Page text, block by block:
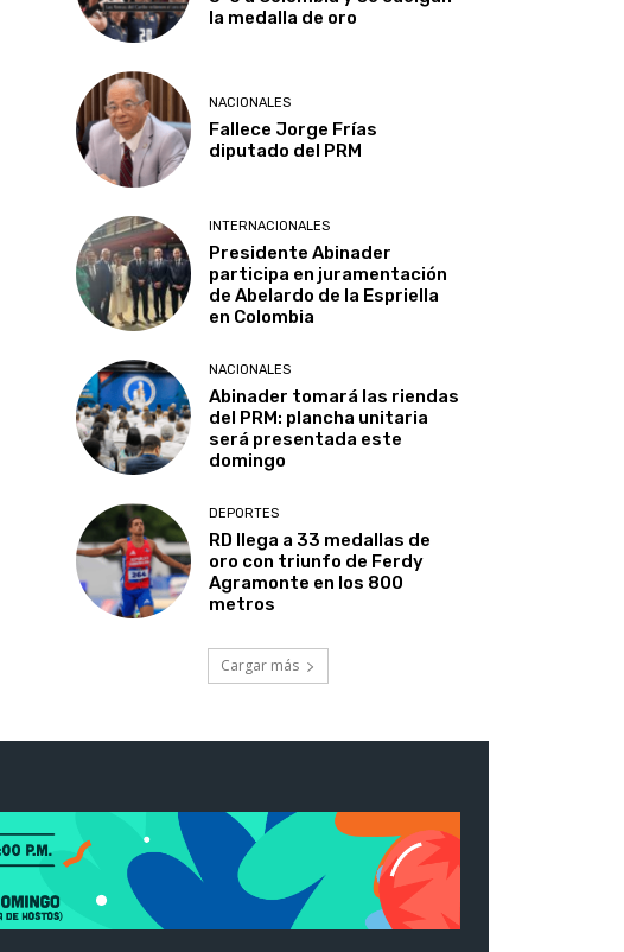
la medalla de oro
NACIONALES
Fallece Jorge Frías
diputado del PRM
INTERNACIONALES
Presidente Abinader
participa en juramentación
de Abelardo de la Espriella
en Colombia
NACIONALES
Abinader tomará las riendas
del PRM: plancha unitaria
será presentada este
domingo
DEPORTES
RD llega a 33 medallas de
oro con triunfo de Ferdy
Agramonte en los 800
metros
Cargar más